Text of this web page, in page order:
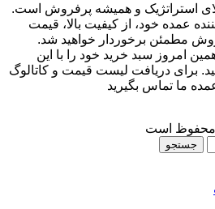
استراتژیک و همیشه پرفروش است.
عمده خود، از کیفیت بالا، قیمت
مطمئن برخوردار خواهید شد.
امروز سبد خرید خود را با این
برای دریافت لیست قیمت و کاتالوگ
ما تماس بگیرید
محفوظ است
جستجو